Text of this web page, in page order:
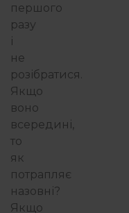
першого
разу
і
не
розібратися.
Якщо
воно
всередині,
то
як
потрапляє
назовні?
Якщо